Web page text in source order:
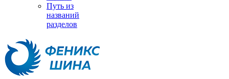
Путь из
названий
разделов